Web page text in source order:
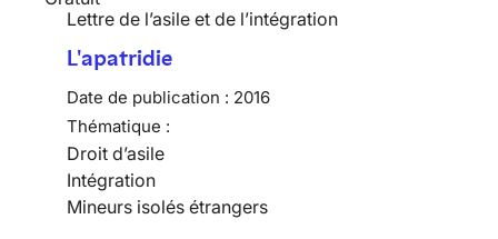
Lettre de l’asile et de l’intégration
L'apatridie
Date de publication : 2016
Thématique :
Droit d’asile
Intégration
Mineurs isolés étrangers